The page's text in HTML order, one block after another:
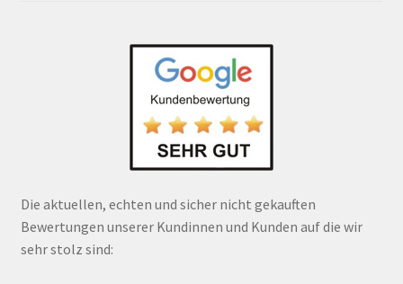
Die aktuellen, echten und sicher nicht gekauften
Bewertungen unserer Kundinnen und Kunden auf die wir
sehr stolz sind: